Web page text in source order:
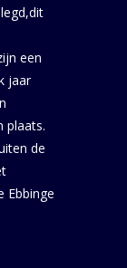
een
jaar
plaats.
de
Ebbinge